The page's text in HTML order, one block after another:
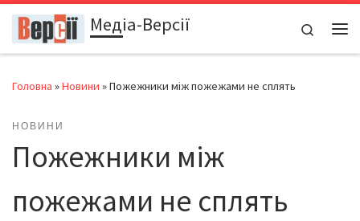
Перейти до вмістуМедіа-Версії
Search
Головна »Новини »Пожежники між пожежами не сплять
НОВИНИ
Пожежники між
пожежами не сплять